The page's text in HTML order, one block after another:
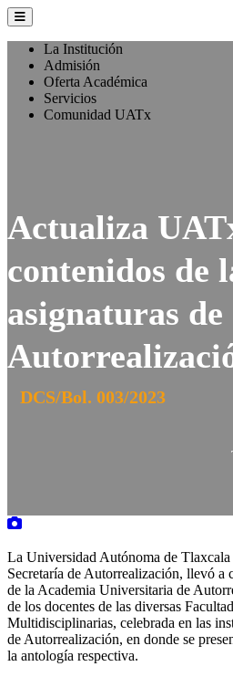
La Institución
Admisión
Oferta Académica
Servicios
Comunidad UATx
Actualiza
contenidos de
asignaturas de
DCS/Bol. 003/2023
La Universidad Autónoma de
Secretaría de Autorrealización, llevó a
de la Academia Universitaria de
de los docentes de las diversas
Multidisciplinarias, celebrada en las
de Autorrealización, en donde se
la antología respectiva.